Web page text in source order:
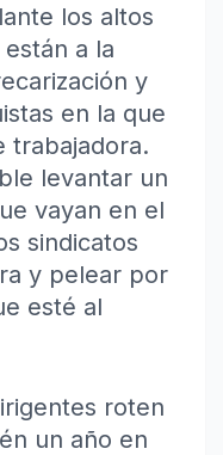
los altos
a la
y
en la que
trabajadora.
levantar un
vayan en el
sindicatos
y pelear por
esté al
roten
un año en